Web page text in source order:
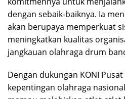
dengan sebaik-baiknya. Ia
akan berupaya memperkuat
meningkatkan kualitas
jangkauan olahraga drum
Dengan dukungan KONI
kepentingan olahraga